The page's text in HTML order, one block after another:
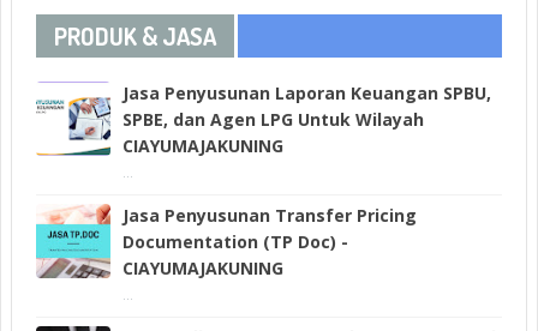
PRODUK & JASA
Jasa Penyusunan Laporan Keuangan SPBU,
SPBE, dan Agen LPG Untuk Wilayah
CIAYUMAJAKUNING
Jasa Penyusunan Transfer Pricing
Documentation (TP Doc) -
CIAYUMAJAKUNING